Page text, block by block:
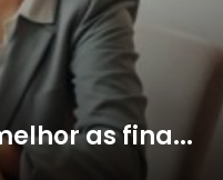
as fina...